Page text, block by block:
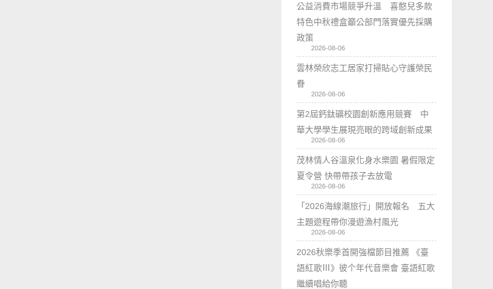
公益消費市場競爭升溫 喜憨兒多款
特色中秋禮盒籲公部門落實優先採購
政策
2026-08-06
雲林榮欣志工居家打掃貼心守護榮民
眷
2026-08-06
第2屆鈣鈦礦校園創新應用競賽 中
華大學學生展現亮眼的跨域創新成果
2026-08-06
茂林情人谷溫泉化身水樂園 暑假限定
夏令營 快帶帶孩子去放電
2026-08-06
「2026海線潮旅行」開放報名 五大
主題遊程帶你漫遊漁村風光
2026-08-06
2026秋樂季首開強檔節目推薦 《臺
語紅歌Ⅲ》彼个年代音樂會 臺語紅歌
繼續唱給你聽